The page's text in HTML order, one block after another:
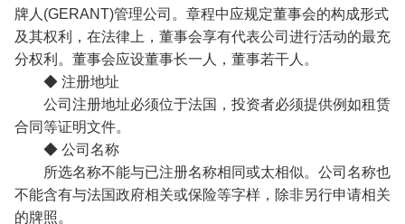
牌人(GERANT)管理公司。章程中应规定董事会的构成形式
及其权利，在法律上，董事会享有代表公司进行活动的最充
分权利。董事会应设董事长一人，董事若干人。
◆ 注册地址
公司注册地址必须位于法国，投资者必须提供例如租赁
合同等证明文件。
◆ 公司名称
所选名称不能与已注册名称相同或太相似。公司名称也
不能含有与法国政府相关或保险等字样，除非另行申请相关
的牌照。